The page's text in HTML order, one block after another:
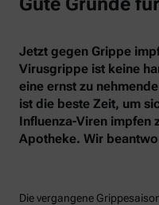
Jetzt gegen Grippe
Virusgrippe ist keine
eine ernst zu
ist die beste Zeit, um
Influenza-Viren impfen
Apotheke. Wir
Die vergangene